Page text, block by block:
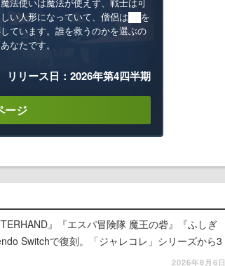
法使いは魔法が使えず、戦士は可
い人形になっていて、僧侶は██を
ています。誰を救うのかを選ぶの
なたです。
リリース日：2026年第4四半期
ージ
』『エスパ冒険隊 魔王の砦』『ふしぎ
Switchで復刻。「ジャレコレ」シリーズから3
2026年8月6日